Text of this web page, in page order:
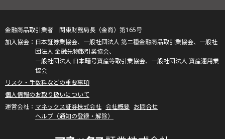
金融商品取引業者 関東財務局長（金商）第165号
日本証券業協会、一般社団法人 第二種金融商品取引業協会、一般社
団法人 金融先物取引業協会、
一般社団法人 日本暗号資産等取引業協会、一般社団法人 資産運用業
協会
リスク・手数料などの重要事項
個人情報のお取り扱いについて
マネックス証券株式会社 会社概要 お問合せ
ヘルプ（通知の登録・解除）